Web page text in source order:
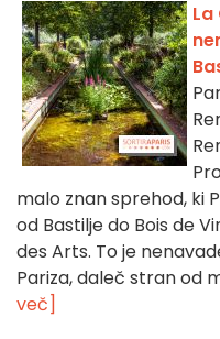
La
malo znan sprehod, ki
od Bastilje do Bois de
des Arts. To je
Pariza, daleč stran od
več]